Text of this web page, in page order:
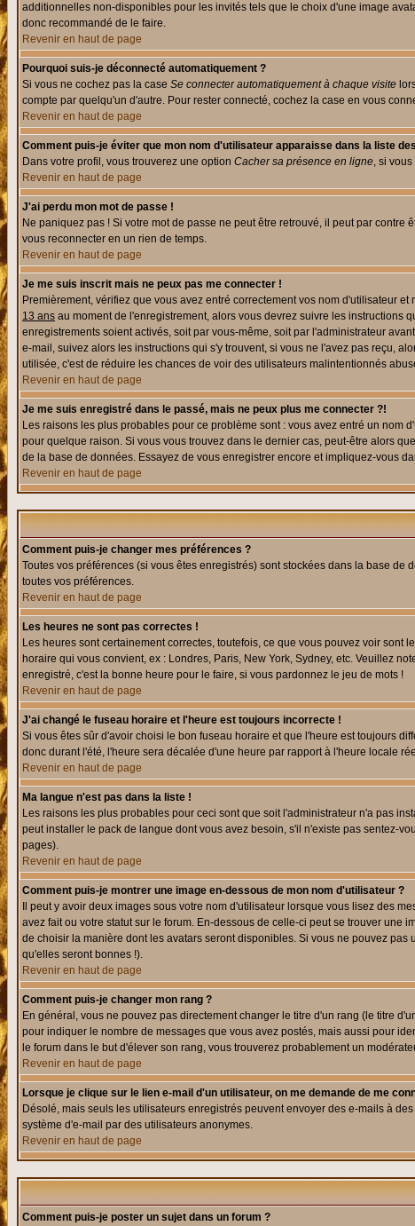
additionnelles non-disponibles pour les invités tels que le choix d'une image
donc recommandé de le faire.
Revenir en haut de page
Pourquoi suis-je déconnecté automatiquement ?
Si vous ne cochez pas la case Se connecter automatiquement à chaque visite
compte par quelqu'un d'autre. Pour rester connecté, cochez la case en vous
Revenir en haut de page
Comment puis-je éviter que mon nom d'utilisateur apparaisse dans la liste
Dans votre profil, vous trouverez une option Cacher sa présence en ligne, si
Revenir en haut de page
J'ai perdu mon mot de passe !
Ne paniquez pas ! Si votre mot de passe ne peut être retrouvé, il peut par
vous reconnecter en un rien de temps.
Revenir en haut de page
Je me suis inscrit mais ne peux pas me connecter !
Premièrement, vérifiez que vous avez entré correctement vos nom d'utilisateur
13 ans au moment de l'enregistrement, alors vous devrez suivre les instructions
enregistrements soient activés, soit par vous-même, soit par l'administrateur
e-mail, suivez alors les instructions qui s'y trouvent, si vous ne l'avez pas reçu,
utilisée, c'est de réduire les chances de voir des utilisateurs malintentionnés
Revenir en haut de page
Je me suis enregistré dans le passé, mais ne peux plus me connecter ?!
Les raisons les plus probables pour ce problème sont : vous avez entré un nom
pour quelque raison. Si vous vous trouvez dans le dernier cas, peut-être alors
de la base de données. Essayez de vous enregistrer encore et impliquez-vous
Revenir en haut de page
Comment puis-je changer mes préférences ?
Toutes vos préférences (si vous êtes enregistrés) sont stockées dans la base de
toutes vos préférences.
Revenir en haut de page
Les heures ne sont pas correctes !
Les heures sont certainement correctes, toutefois, ce que vous pouvez voir
horaire qui vous convient, ex : Londres, Paris, New York, Sydney, etc. Veuillez
enregistré, c'est la bonne heure pour le faire, si vous pardonnez le jeu de mots !
Revenir en haut de page
J'ai changé le fuseau horaire et l'heure est toujours incorrecte !
Si vous êtes sûr d'avoir choisi le bon fuseau horaire et que l'heure est toujours
donc durant l'été, l'heure sera décalée d'une heure par rapport à l'heure locale
Revenir en haut de page
Ma langue n'est pas dans la liste !
Les raisons les plus probables pour ceci sont que soit l'administrateur n'a pas
peut installer le pack de langue dont vous avez besoin, s'il n'existe pas sentez-
pages).
Revenir en haut de page
Comment puis-je montrer une image en-dessous de mon nom d'utilisateur ?
Il peut y avoir deux images sous votre nom d'utilisateur lorsque vous lisez des
avez fait ou votre statut sur le forum. En-dessous de celle-ci peut se trouver
de choisir la manière dont les avatars seront disponibles. Si vous ne pouvez
qu'elles seront bonnes !).
Revenir en haut de page
Comment puis-je changer mon rang ?
En général, vous ne pouvez pas directement changer le titre d'un rang (le titre
pour indiquer le nombre de messages que vous avez postés, mais aussi pour
le forum dans le but d'élever son rang, vous trouverez probablement un
Revenir en haut de page
Lorsque je clique sur le lien e-mail d'un utilisateur, on me demande de me
Désolé, mais seuls les utilisateurs enregistrés peuvent envoyer des e-mails à
système d'e-mail par des utilisateurs anonymes.
Revenir en haut de page
Comment puis-je poster un sujet dans un forum ?